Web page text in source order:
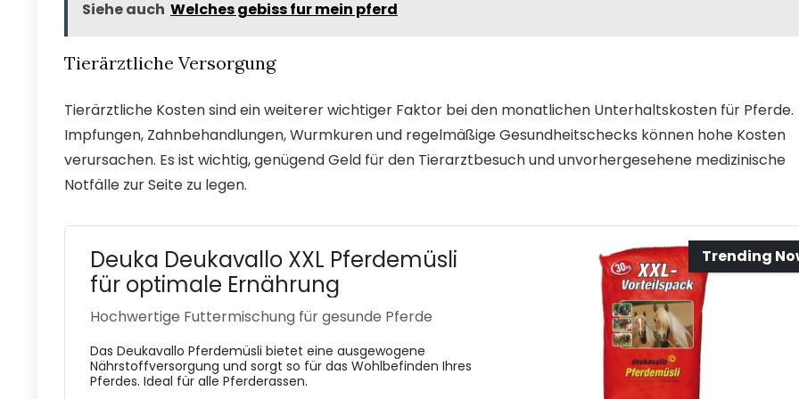
Siehe auch Welches gebiss fur mein pferd
Tierärztliche Versorgung
Tierärztliche Kosten sind ein weiterer wichtiger Faktor bei den monatlichen Unterhaltskosten für Pferde.
Impfungen, Zahnbehandlungen, Wurmkuren und regelmäßige Gesundheitschecks können hohe Kosten
verursachen. Es ist wichtig, genügend Geld für den Tierarztbesuch und unvorhergesehene medizinische
Notfälle zur Seite zu legen.
Trending
Deuka Deukavallo XXL Pferdemüsli
für optimale Ernährung
Hochwertige Futtermischung für gesunde Pferde
Das Deukavallo Pferdemüsli bietet eine ausgewogene
Nährstoffversorgung und sorgt so für das Wohlbefinden Ihres
Pferdes. Ideal für alle Pferderassen.